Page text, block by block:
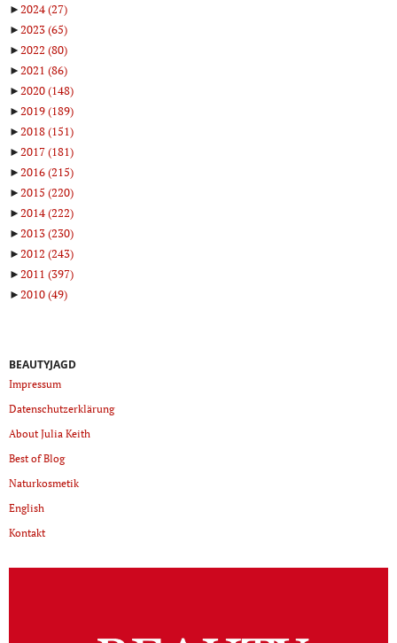
►2024(27)
►2023(65)
►2022 (80)
►2021 (86)
►2020(148)
►2019(189)
►2018(151)
►2017(181)
►2016(215)
►2015 (220)
►2014(222)
►2013(230)
►2012 (243)
►2011 (397)
►2010(49)
BEAUTYJAGD
Impressum
Datenschutzerklärung
About Julia Keith
Best of Blog
Naturkosmetik
English
Kontakt